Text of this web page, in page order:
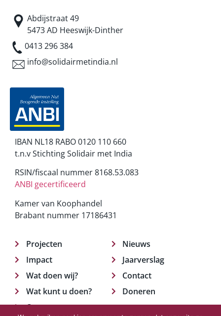
Abdijstraat 49
5473 AD Heeswijk-Dinther
0413 296 384
info@solidairmetindia.nl
IBAN NL18 RABO 0120 110 660
t.n.v Stichting Solidair met India
RSIN/fiscaal nummer 8168.53.083
ANBI gecertificeerd
Kamer van Koophandel
Brabant nummer 17186431
Projecten
Impact
Wat doen wij?
Wat kunt u doen?
Over ons
Nieuws
Jaarverslag
Contact
Doneren